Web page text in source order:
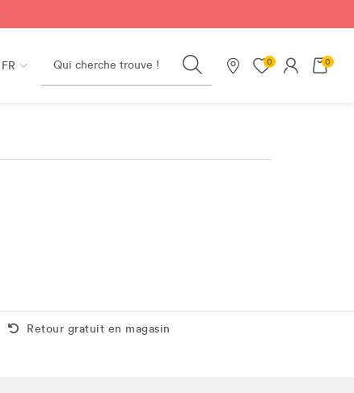
FR Search
Nos magasins
0 0
Retour gratuit aussi en magasin
Retour gratuit en magasin